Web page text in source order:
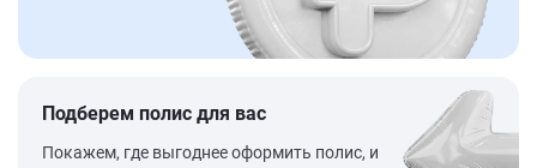
Подберем полис для вас
Покажем, где выгоднее оформить полис, и